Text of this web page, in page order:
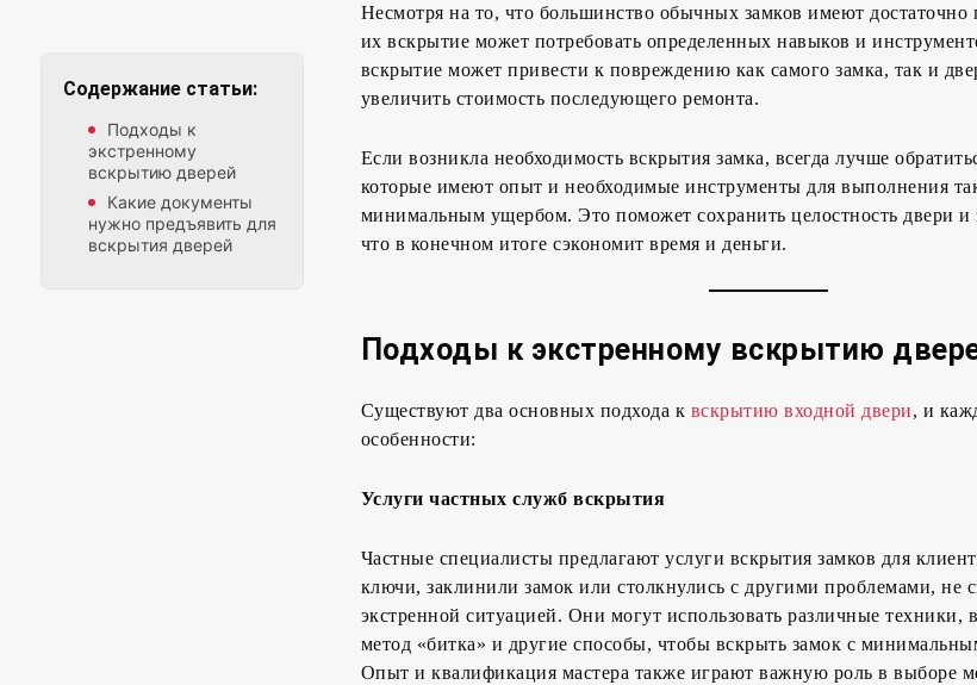
Содержание статьи:
Подходы к
экстренному
вскрытию дверей
Какие документы
нужно предъявить для
вскрытия дверей
Несмотря на то, что большинство обычных замков имеют
их вскрытие может потребовать определенных навыков и
вскрытие может привести к повреждению как самого замка, так и
увеличить стоимость последующего ремонта.
Если возникла необходимость вскрытия замка, всегда лучше
которые имеют опыт и необходимые инструменты для выполнения
минимальным ущербом. Это поможет сохранить целостность двери и
что в конечном итоге сэкономит время и деньги.
Подходы к экстренному вскрытию
Существуют два основных подхода к вскрытию входной двери, и
особенности:
Услуги частных служб вскрытия
Частные специалисты предлагают услуги вскрытия замков для
ключи, заклинили замок или столкнулись с другими проблемами, не
экстренной ситуацией. Они могут использовать различные техники,
метод «битка» и другие способы, чтобы вскрыть замок с
Опыт и квалификация мастера также играют важную роль в выборе